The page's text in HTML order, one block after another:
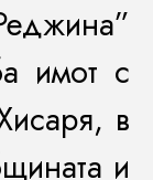
имот с
в
и